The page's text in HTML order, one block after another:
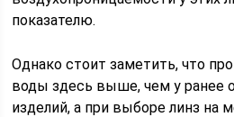
показателю.
Однако стоит заметить, что
воды здесь выше, чем у ранее
изделий, а при выборе линз на